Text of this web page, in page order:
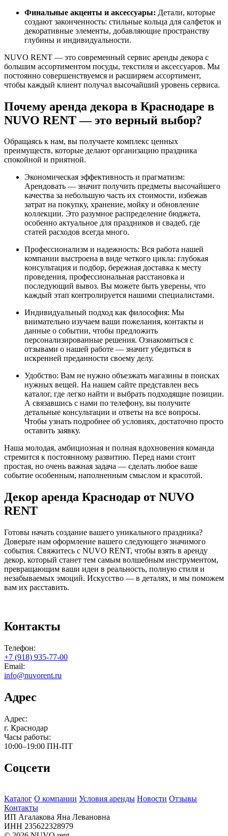
Финальные акценты и аксессуары: Детали, которые
создают законченность: стильные кольца для салфеток и
декоративные элементы, добавляющие пространству
глубины и индивидуальности.
NUVO RENT — это современный сервис аренды декора с
большим ассортиментом посуды, текстиля и аксессуаров. Мы
постоянно совершенствуемся и расширяем ассортимент,
чтобы каждый клиент получал высочайший уровень сервиса.
Почему аренда декора в Краснодаре в
NUVO RENT — это верный выбор?
Обращаясь к нам, вы получаете комплекс ценных
преимуществ, которые делают организацию праздника
спокойной и приятной.
Экономическая эффективность и прагматизм:
Арендовать — значит получить предметы высочайшего
качества за небольшую часть их стоимости, избежав
затрат на покупку, хранение, мойку и обновление
коллекции. Это разумное распределение бюджета,
особенно актуальное для праздников и свадеб, где
статей расходов всегда много.
Профессионализм и надежность: Вся работа нашей
компании выстроена в виде четкого цикла: глубокая
консультация и подбор, бережная доставка к месту
проведения, профессиональная расстановка и
последующий вывоз. Вы можете быть уверены, что
каждый этап контролируется нашими специалистами.
Индивидуальный подход как философия: Мы
внимательно изучаем ваши пожелания, контакты и
данные о событии, чтобы предложить
персонализированные решения. Ознакомиться с
отзывами о нашей работе — значит убедиться в
искренней преданности своему делу.
Удобство: Вам не нужно объезжать магазины в поисках
нужных вещей. На нашем сайте представлен весь
каталог, где легко найти и выбрать подходящие позиции.
А связавшись с нами по телефону, вы получите
детальные консультации и ответы на все вопросы.
Чтобы узнать подробнее об условиях, достаточно просто
оставить заявку.
Наша молодая, амбициозная и полная вдохновения команда
стремится к постоянному развитию. Перед нами стоит
простая, но очень важная задача — сделать любое ваше
событие особенным, наполненным смыслом и красотой.
Декор аренда Краснодар от NUVO
RENT
Готовы начать создание вашего уникального праздника?
Доверьте нам оформление вашего следующего значимого
события. Свяжитесь с NUVO RENT, чтобы взять в аренду
декор, который станет тем самым волшебным инструментом,
превращающим ваши идеи в реальность, полную стиля и
незабываемых эмоций. Искусство — в деталях, и мы поможем
вам их расставить.
Контакты
Телефон:
+7 (918) 935-77-00
Email:
info@nuvorent.ru
Адрес
Адрес:
г. Краснодар
Часы работы:
10:00–19:00 ПН-ПТ
Соцсети
Каталог О компании Условия аренды Новости Отзывы
Контакты
ИП Агалакова Яна Левановна
ИНН 235622328979